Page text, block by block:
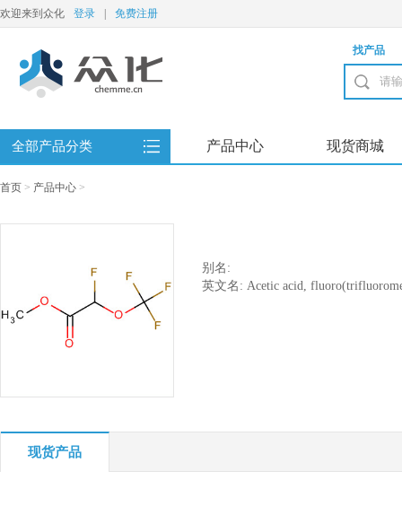
欢迎来到众化 登录 免费注册
找产品
全部产品分类 产品中心 现货商城
首页 > 产品中心 >
别名:
英文名: Acetic acid,
现货产品